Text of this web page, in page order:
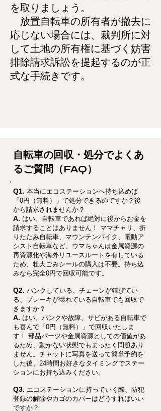
を取りましょう。
放置自転車の所有者が撤去に
応じない場合には、裁判所に対
して土地の所有権に基づく妨害
排除請求訴訟を提起するのが正
式な手続きです。
自転車の回収・処分でよくあ
るご質問（FAQ）
Q1. 本当にエコステーションへ持ち込めば
「0円（無料）」で処分できるのですか？後
から請求されませんか？
A. はい、自転車であれば絶対に後からお金を
請求することはありません！ ママチャリ、折
りたたみ自転車、マウンテンバイク、電動ア
シスト自転車など、ウマちゃんは金属資源の
再資源化や海外リユースルートを有している
ため、粗大ごみシールの購入は不要。持ち込
みなら完全0円で回収可能です。
Q2. パンクしている、チェーンが錆びてい
る、ブレーキが壊れている自転車でも回収で
きますか？
A. はい、パンクや故障、サビがある自転車で
も喜んで「0円（無料）」で回収いたしま
す！ 部品パーツや金属資源としての価値があ
るため、動かない状態でもまったく問題あり
ません。チャットに写真を送って簡単予約を
した後、24時間お好きなタイミングでステー
ションにお持ち込みください。
Q3. エコステーションに持っていく際、防犯
登録の解除やカゴのカバーはどうすればいい
ですか？